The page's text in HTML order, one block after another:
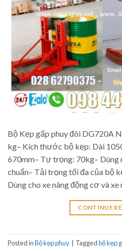
Bộ Kẹp gấp phuy đôi DG720A
kg– Kích thước bộ kẹp: Dài
670mm– Tự trọng: 70kg– Dùng
chuẩn– Tải trọng tối đa của bộ
Dùng cho xe nâng động cơ và
CONTINUE
Posted inBộ kẹp phuy Taggedbộ kẹp